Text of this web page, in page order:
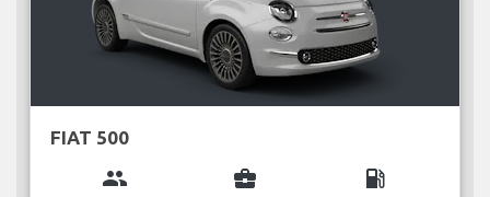
FIAT 500
group business_center local_gas_station